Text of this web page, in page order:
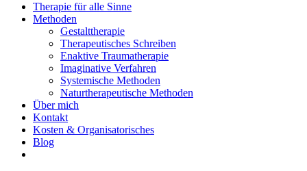
Therapie für alle Sinne
Methoden
Gestalttherapie
Therapeutisches Schreiben
Enaktive Traumatherapie
Imaginative Verfahren
Systemische Methoden
Naturtherapeutische Methoden
Über mich
Kontakt
Kosten & Organisatorisches
Blog